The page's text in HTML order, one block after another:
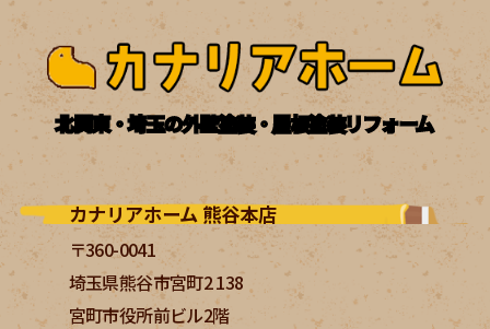
北関東・埼玉の外壁塗装・屋根塗装リフォーム
カナリアホーム 熊谷本店
〒360-0041
埼玉県熊谷市宮町2 138
宮町市役所前ビル2階